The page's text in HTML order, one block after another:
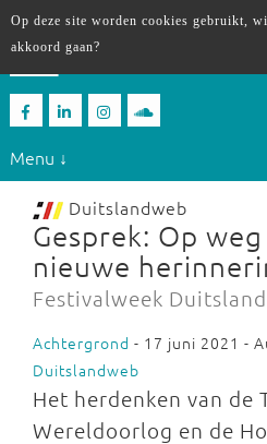
Menu ↓
Duitslandweb
Gesprek: Op
nieuwe
Festivalweek
Achtergrond - 17 juni 2021 -
Duitslandweb
Het herdenken van de
Wereldoorlog en de
Op deze site worden cookies gebruikt,
akkoord gaan?